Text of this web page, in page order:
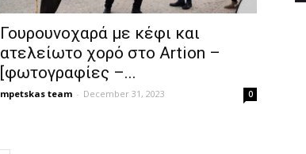
Γουρουνοχαρά με κέφι και
ατελείωτο χορό στο Artion –
[φωτογραφίες –...
mpetskas team - December 31, 2023 0